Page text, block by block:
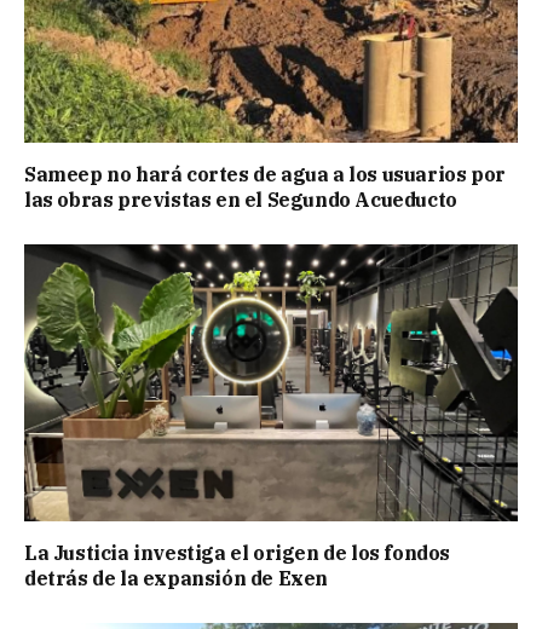
Sameep no hará cortes de agua a los usuarios por
las obras previstas en el Segundo Acueducto
La Justicia investiga el origen de los fondos
detrás de la expansión de Exen